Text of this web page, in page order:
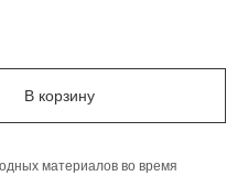
В корзину
материалов во время